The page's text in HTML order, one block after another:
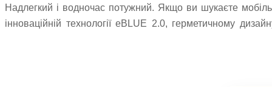
Надлегкий і водночас потужний. Якщо ви шукаєте
інноваційній технології eBLUE 2.0, герметичному